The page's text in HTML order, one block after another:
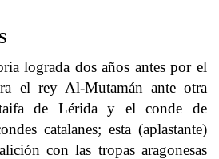
lograda dos años antes por el
el rey Al-Mutamán ante otra
de Lérida y el conde de
catalanes; esta (aplastante)
con las tropas aragonesas